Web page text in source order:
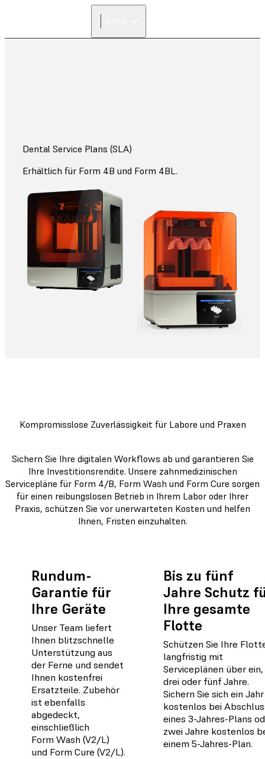
Dental Service Plans (SLA)
Erhältlich für Form 4B und Form 4BL.
Kompromisslose Zuverlässigkeit für Labore und Praxen
Sichern Sie Ihre digitalen Workflows ab und garantieren Sie
Ihre Investitionsrendite. Unsere zahnmedizinischen
Servicepläne für Form 4/B, Form Wash und Form Cure sorgen
für einen reibungslosen Betrieb in Ihrem Labor oder Ihrer
Praxis, schützen Sie vor unerwarteten Kosten und helfen
Ihnen, Fristen einzuhalten.
Rundum-
Garantie für
Ihre Geräte
Unser Team liefert
Ihnen blitzschnelle
Unterstützung aus
der Ferne und sendet
Ihnen kostenfrei
Ersatzteile. Zubehör
ist ebenfalls
abgedeckt,
einschließlich
Form Wash (V2/L)
und Form Cure (V2/L).
Bis zu fünf
Jahre Schutz
Ihre gesamte
Flotte
Schützen Sie Ihre
langfristig mit
Serviceplänen über ein,
drei oder fünf Jahre.
Sichern Sie sich ein Jahr
kostenlos bei
eines 3-Jahres-Plans
zwei Jahre kostenlos
einem 5-Jahres-Plan.